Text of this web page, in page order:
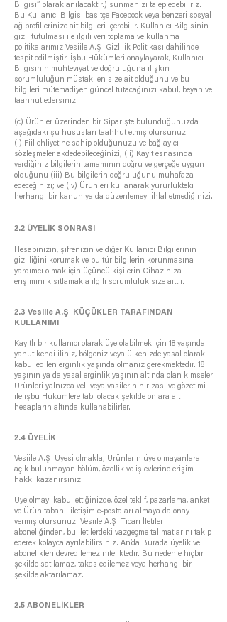
Bilgisi” olarak anılacaktır.) sunmanızı talep edebiliriz.
Bu Kullanıcı Bilgisi basitçe Facebook veya benzeri sosyal
ağ profillerinize ait bilgileri içerebilir. Kullanıcı Bilgisinin
gizli tutulması ile ilgili veri toplama ve kullanma
politikalarımız Vesiile A.Ş Gizlilik Politikası dahilinde
tespit edilmiştir. İşbu Hükümleri onaylayarak, Kullanıcı
Bilgisinin muhteviyat ve doğruluğuna ilişkin
sorumluluğun müstakilen size ait olduğunu ve bu
bilgileri mütemadiyen güncel tutacağınızı kabul, beyan ve
taahhüt edersiniz.
(c) Ürünler üzerinden bir Siparişte bulunduğunuzda
aşağıdaki şu hususları taahhüt etmiş olursunuz:
(i) Fiil ehliyetine sahip olduğunuzu ve bağlayıcı
sözleşmeler akdedebileceğinizi; (ii) Kayıt esnasında
verdiğiniz bilgilerin tamamının doğru ve gerçeğe uygun
olduğunu (iii) Bu bilgilerin doğruluğunu muhafaza
edeceğinizi; ve (iv) Ürünleri kullanarak yürürlükteki
herhangi bir kanun ya da düzenlemeyi ihlal etmediğinizi.
2.2 ÜYELİK SONRASI
Hesabınızın, şifrenizin ve diğer Kullanıcı Bilgilerinin
gizliliğini korumak ve bu tür bilgilerin korunmasına
yardımcı olmak için üçüncü kişilerin Cihazınıza
erişimini kısıtlamakla ilgili sorumluluk size aittir.
2.3 Vesiile A.Ş KÜÇÜKLER TARAFINDAN
KULLANIMI
Kayıtlı bir kullanıcı olarak üye olabilmek için 18 yaşında
yahut kendi iliniz, bölgeniz veya ülkenizde yasal olarak
kabul edilen erginlik yaşında olmanız gerekmektedir. 18
yaşının ya da yasal erginlik yaşının altında olan kimseler
Ürünleri yalnızca veli veya vasilerinin rızası ve gözetimi
ile işbu Hükümlere tabi olacak şekilde onlara ait
hesapların altında kullanabilirler.
2.4 ÜYELİK
Vesiile A.Ş Üyesi olmakla; Ürünlerin üye olmayanlara
açık bulunmayan bölüm, özellik ve işlevlerine erişim
hakkı kazanırsınız.
Üye olmayı kabul ettiğinizde, özel teklif, pazarlama, anket
ve Ürün tabanlı iletişim e-postaları almaya da onay
vermiş olursunuz. Vesiile A.Ş Ticari İletiler
aboneliğinden, bu iletilerdeki vazgeçme talimatlarını takip
ederek kolayca ayrılabilirsiniz. An’da Burada üyelik ve
abonelikleri devredilemez niteliktedir. Bu nedenle hiçbir
şekilde satılamaz, takas edilemez veya herhangi bir
şekilde aktarılamaz.
2.5 ABONELİKLER